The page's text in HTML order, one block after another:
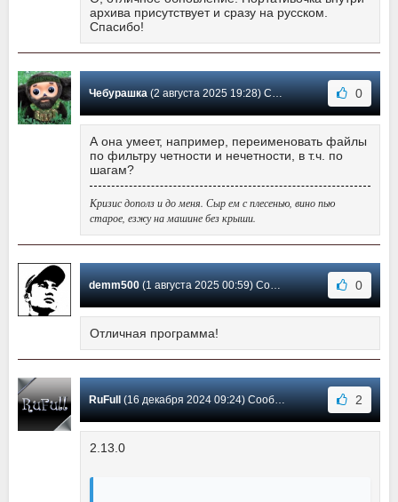
архива присутствует и сразу на русском.
Спасибо!
Чебурашка(2 августа 2025 19:28) Сообщение #23 0
А она умеет, например, переименовать файлы
по фильтру четности и нечетности, в т.ч. по
шагам?
Кризис дополз и до меня. Сыр ем с плесенью, вино пью
старое, езжу на машине без крыши.
demm500(1 августа 2025 00:59) Сообщение #22 0
Отличная программа!
RuFull(16 декабря 2024 09:24) Сообщение #21 2
2.13.0